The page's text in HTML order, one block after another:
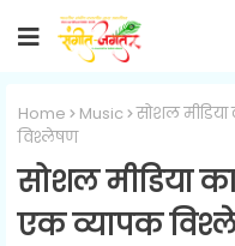
Home Music
सोशल
विश्लेषण
सोशल मीडिया
एक व्यापक